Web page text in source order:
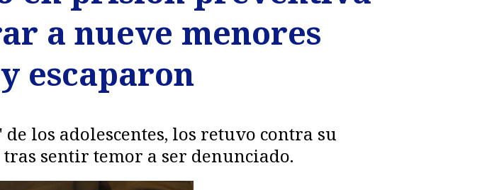
a nueve menores
escaparon
los adolescentes, los retuvo contra su
sentir temor a ser denunciado.